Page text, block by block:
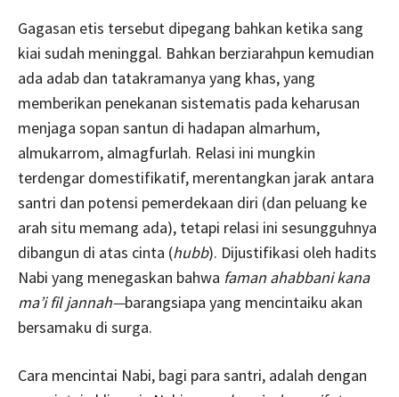
Gagasan etis tersebut dipegang bahkan ketika sang
kiai sudah meninggal. Bahkan berziarahpun kemudian
ada adab dan tatakramanya yang khas, yang
memberikan penekanan sistematis pada keharusan
menjaga sopan santun di hadapan almarhum,
almukarrom, almagfurlah. Relasi ini mungkin
terdengar domestifikatif, merentangkan jarak antara
santri dan potensi pemerdekaan diri (dan peluang ke
arah situ memang ada), tetapi relasi ini sesungguhnya
dibangun di atas cinta (hubb). Dijustifikasi oleh hadits
Nabi yang menegaskan bahwa faman ahabbani kana
ma’i fil jannah—barangsiapa yang mencintaiku akan
bersamaku di surga.
Cara mencintai Nabi, bagi para santri, adalah dengan